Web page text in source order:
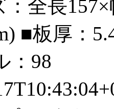
：全長
■板厚：
：98